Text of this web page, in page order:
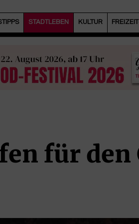
STADTLEBEN KULTUR
für den